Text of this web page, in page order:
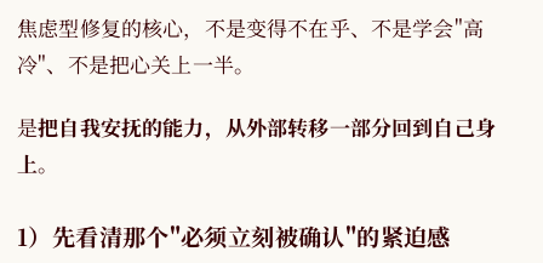
焦虑型修复的核心，不是变得不在乎、不是学会"高
冷"、不是把心关上一半。
是把自我安抚的能力，从外部转移一部分回到自己身
上。
1）先看清那个"必须立刻被确认"的紧迫感